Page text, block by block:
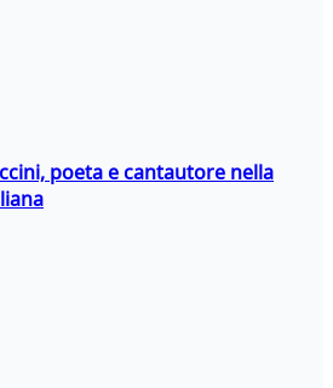
poeta e cantautore nella